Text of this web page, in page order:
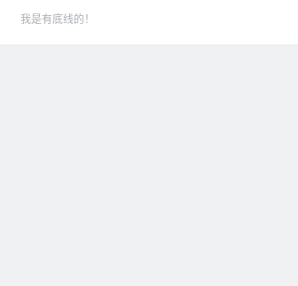
我是有底线的！